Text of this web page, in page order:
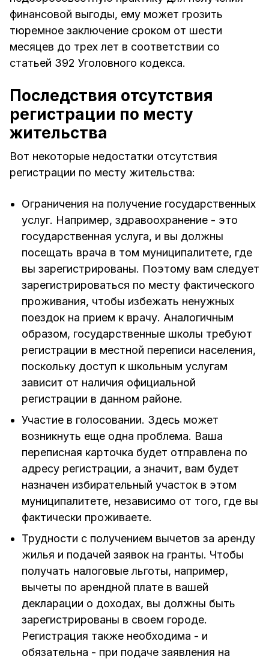
финансовой выгоды, ему может грозить
тюремное заключение сроком от шести
месяцев до трех лет в соответствии со
статьей 392 Уголовного кодекса.
Последствия отсутствия
регистрации по месту
жительства
Вот некоторые недостатки отсутствия
регистрации по месту жительства:
Ограничения на получение государственных
услуг. Например, здравоохранение - это
государственная услуга, и вы должны
посещать врача в том муниципалитете, где
вы зарегистрированы. Поэтому вам следует
зарегистрироваться по месту фактического
проживания, чтобы избежать ненужных
поездок на прием к врачу. Аналогичным
образом, государственные школы требуют
регистрации в местной переписи населения,
поскольку доступ к школьным услугам
зависит от наличия официальной
регистрации в данном районе.
Участие в голосовании. Здесь может
возникнуть еще одна проблема. Ваша
переписная карточка будет отправлена по
адресу регистрации, а значит, вам будет
назначен избирательный участок в этом
муниципалитете, независимо от того, где вы
фактически проживаете.
Трудности с получением вычетов за аренду
жилья и подачей заявок на гранты. Чтобы
получать налоговые льготы, например,
вычеты по арендной плате в вашей
декларации о доходах, вы должны быть
зарегистрированы в своем городе.
Регистрация также необходима - и
обязательна - при подаче заявления на